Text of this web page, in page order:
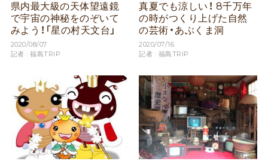
県内最大級の天体望遠鏡
で宇宙の神秘をのぞいて
みよう！「星の村天文台」
2020/08/07
記者 : 福島TRIP
真夏でも涼しい！ 8千万年
の時がつくり上げた自然
の芸術・あぶくま洞
2020/07/16
記者 : 福島TRIP